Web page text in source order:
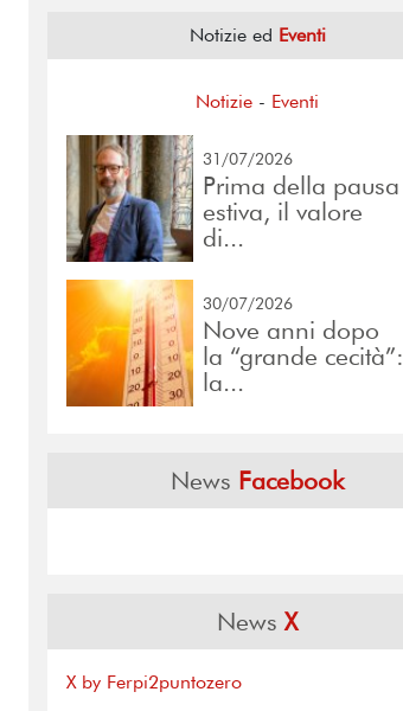
Notizie ed Eventi
Notizie - Eventi
31/07/2026
Prima della pausa
estiva, il valore
di...
30/07/2026
Nove anni dopo
la “grande cecità”:
la...
News Facebook
NewsX
X by Ferpi2puntozero